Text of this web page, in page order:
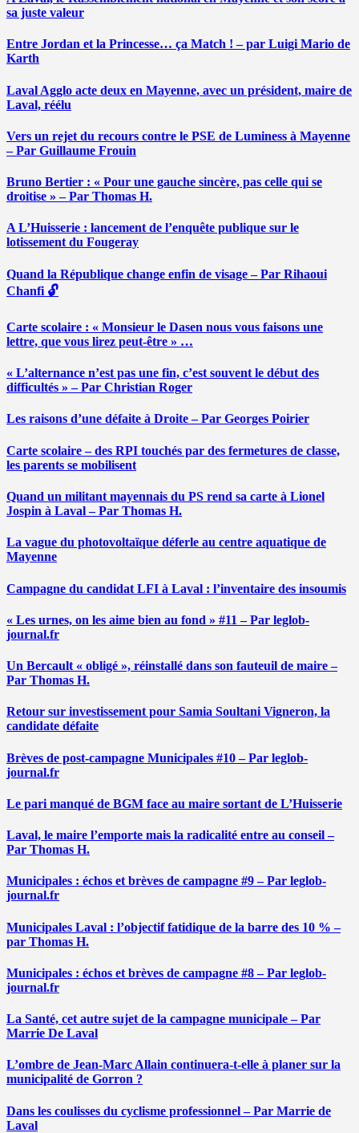
sa juste valeur
Entre Jordan et la Princesse… ça Match ! – par Luigi Mario de
Karth
Laval Agglo acte deux en Mayenne, avec un président, maire de
Laval, réélu
Vers un rejet du recours contre le PSE de Luminess à Mayenne
– Par Guillaume Frouin
Bruno Bertier : « Pour une gauche sincère, pas celle qui se
droitise » – Par Thomas H.
A L’Huisserie : lancement de l’enquête publique sur le
lotissement du Fougeray
Quand la République change enfin de visage – Par Rihaoui
Chanfi 🔓
Carte scolaire : « Monsieur le Dasen nous vous faisons une
lettre, que vous lirez peut-être » …
« L’alternance n’est pas une fin, c’est souvent le début des
difficultés » – Par Christian Roger
Les raisons d’une défaite à Droite – Par Georges Poirier
Carte scolaire – des RPI touchés par des fermetures de classe,
les parents se mobilisent
Quand un militant mayennais du PS rend sa carte à Lionel
Jospin à Laval – Par Thomas H.
La vague du photovoltaïque déferle au centre aquatique de
Mayenne
Campagne du candidat LFI à Laval : l’inventaire des insoumis
« Les urnes, on les aime bien au fond » #11 – Par leglob-
journal.fr
Un Bercault « obligé », réinstallé dans son fauteuil de maire –
Par Thomas H.
Retour sur investissement pour Samia Soultani Vigneron, la
candidate défaite
Brèves de post-campagne Municipales #10 – Par leglob-
journal.fr
Le pari manqué de BGM face au maire sortant de L’Huisserie
Laval, le maire l’emporte mais la radicalité entre au conseil –
Par Thomas H.
Municipales : échos et brèves de campagne #9 – Par leglob-
journal.fr
Municipales Laval : l’objectif fatidique de la barre des 10 % –
par Thomas H.
Municipales : échos et brèves de campagne #8 – Par leglob-
journal.fr
La Santé, cet autre sujet de la campagne municipale – Par
Marrie De Laval
L’ombre de Jean-Marc Allain continuera-t-elle à planer sur la
municipalité de Gorron ?
Dans les coulisses du cyclisme professionnel – Par Marrie de
Laval